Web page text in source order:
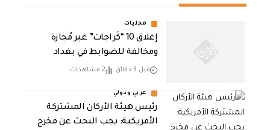
محليات
إغلاق 10 “كَراجات” غير مُجازة
ومخالفة للضوابط في بغداد
قبل 3 دقائق 2 مشاهدات
عربي ودولي
رئيس هيئة الأركان المشتركة
الأمريكية: يجب البحث عن مخرج